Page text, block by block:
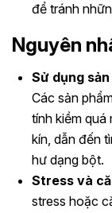
để tránh
Nguyên
Sử dụng
Các sản
tính kiềm
kín, dẫn đến
hư dạng bột.
Stress và
stress hoặc